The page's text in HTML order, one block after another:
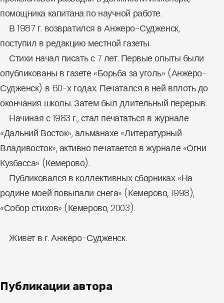
помощника капитана по научной работе.
В 1987 г. возвратился в Анжеро-Судженск,
поступил в редакцию местной газеты.
Стихи начал писать с 7 лет. Первые опыты были
опубликованы в газете «Борьба за уголь» (Анжеро-
Судженск) в 60-х годах. Печатался в ней вплоть до
окончания школы. Затем был длительный перерыв.
Начиная с 1983 г., стал печататься в журнале
«Дальний Восток», альманахе «Литературный
Владивосток», активно печатается в журнале «Огни
Кузбасса» (Кемерово).
Публиковался в коллективных сборниках «На
родине моей повыпали снега» (Кемерово, 1998),
«Собор стихов» (Кемерово, 2003).
Живет в г. Анжеро-Судженск.
Публикации автора